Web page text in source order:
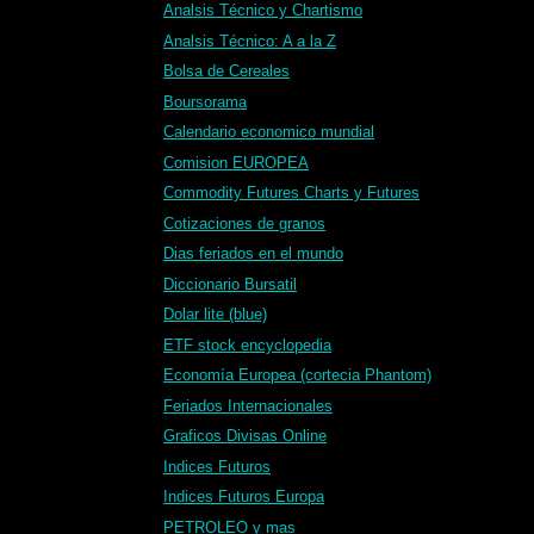
Analsis Técnico y Chartismo
Analsis Técnico: A a la Z
Bolsa de Cereales
Boursorama
Calendario economico mundial
Comision EUROPEA
Commodity Futures Charts y Futures
Cotizaciones de granos
Dias feriados en el mundo
Diccionario Bursatil
Dolar lite (blue)
ETF stock encyclopedia
Economía Europea (cortecia Phantom)
Feriados Internacionales
Graficos Divisas Online
Indices Futuros
Indices Futuros Europa
PETROLEO y mas